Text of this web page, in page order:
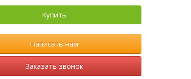
Купить
Написать нам
Заказать звонок